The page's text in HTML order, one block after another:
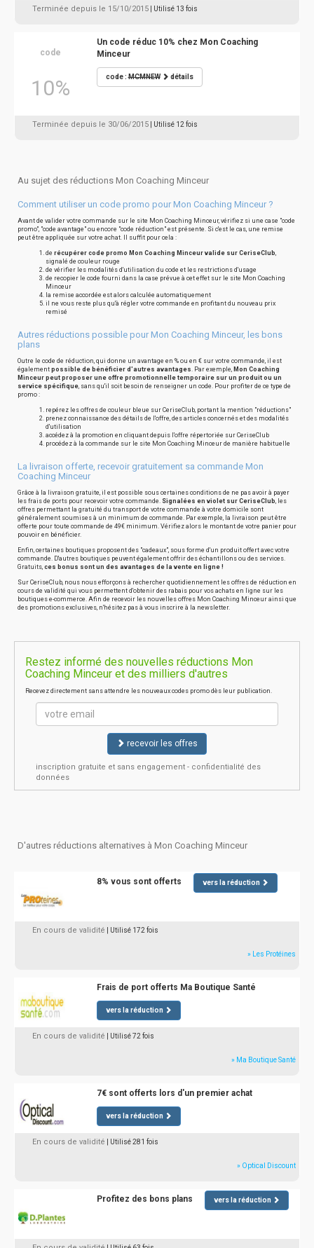
Terminée depuis le 15/10/2015 | Utilisé 13 fois
code
10%
Un code réduc 10% chez Mon Coaching
Minceur
code :MCMNEW détails
Terminée depuis le 30/06/2015 | Utilisé 12 fois
Au sujet des réductions Mon Coaching Minceur
Comment utiliser un code promo pour Mon Coaching Minceur ?
Avant de valider votre commande sur le site Mon Coaching Minceur, vérifiez si une case "code
promo", "code avantage" ou encore "code réduction" est présente. Si c'est le cas, une remise
peut être appliquée sur votre achat. Il suffit pour cela :
de récupérer code promo Mon Coaching Minceur valide sur CeriseClub,
signalé de couleur rouge
de vérifier les modalités d'utilisation du code et les restrictions d'usage
de recopier le code fourni dans la case prévue à cet effet sur le site Mon Coaching
Minceur
la remise accordée est alors calculée automatiquement
il ne vous reste plus qu'à régler votre commande en profitant du nouveau prix
remisé
Autres réductions possible pour Mon Coaching Minceur, les bons
plans
Outre le code de réduction, qui donne un avantage en % ou en € sur votre commande, il est
également possible de bénéficier d'autres avantages. Par exemple, Mon Coaching
Minceur peut proposer une offre promotionnelle temporaire sur un produit ou un
service spécifique, sans qu'il soit besoin de renseigner un code. Pour profiter de ce type de
promo :
repérez les offres de couleur bleue sur CeriseClub, portant la mention "réductions"
prenez connaissance des détails de l'offre, des articles concernés et des modalités
d'utilisation
accédez à la promotion en cliquant depuis l'offre répertoriée sur CeriseClub
procédez à la commande sur le site Mon Coaching Minceur de manière habituelle
La livraison offerte, recevoir gratuitement sa commande Mon
Coaching Minceur
Grâce à la livraison gratuite, il est possible sous certaines conditions de ne pas avoir à payer
les frais de ports pour recevoir votre commande. Signalées en violet sur CeriseClub, les
offres permettant la gratuité du transport de votre commande à votre domicile sont
généralement soumises à un minimum de commande. Par exemple, la livraison peut être
offerte pour toute commande de 49€ minimum. Vérifiez alors le montant de votre panier pour
pouvoir en bénéficier.
Enfin, certaines boutiques proposent des "cadeaux", sous forme d'un produit offert avec votre
commande. D'autres boutiques peuvent également offrir des échantillons ou des services.
Gratuits, ces bonus sont un des avantages de la vente en ligne !
Sur CeriseClub, nous nous efforçons à rechercher quotidiennement les offres de réduction en
cours de validité qui vous permettent d'obtenir des rabais pour vos achats en ligne sur les
boutiques e-commerce. Afin de recevoir les nouvelles offres Mon Coaching Minceur ainsi que
des promotions exclusives, n'hésitez pas à vous inscrire à la newsletter.
Restez informé des nouvelles réductions Mon
Coaching Minceur et des milliers d'autres
Recevez directement sans attendre les nouveaux codes promo dès leur publication.
recevoir les offres
inscription gratuite et sans engagement - confidentialité des
données
D'autres réductions alternatives à Mon Coaching Minceur
8% vous sont offerts vers la réduction
En cours de validité | Utilisé 172 fois
» Les Protéines
Frais de port offerts Ma Boutique Santé
vers la réduction
En cours de validité | Utilisé 72 fois
» Ma Boutique Santé
7€ sont offerts lors d'un premier achat
vers la réduction
En cours de validité | Utilisé 281 fois
» Optical Discount
Profitez des bons plans vers la réduction